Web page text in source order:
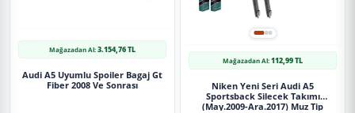
Mağazadan Al:3.154,76 TL
Audi A5 Uyumlu Spoiler Bagaj Gt
Fiber 2008 Ve Sonrası
Mağazadan Al:112,99 TL
Niken Yeni Seri Audi A5
Sportsback Silecek Takımı
(May.2009-Ara.2017) Muz Tip